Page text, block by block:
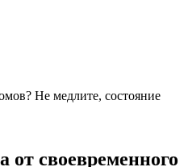
Не медлите, состояние
от своевременного